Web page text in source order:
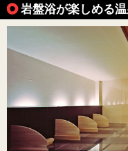
岩盤浴が楽しめる